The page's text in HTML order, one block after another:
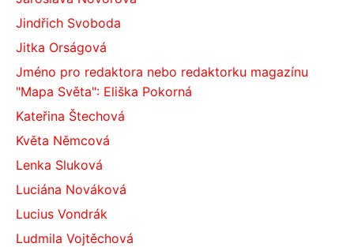
Jindřich Svoboda
Jitka Orságová
Jméno pro redaktora nebo redaktorku magazínu
"Mapa Světa": Eliška Pokorná
Kateřina Štechová
Květa Němcová
Lenka Sluková
Luciána Nováková
Lucius Vondrák
Ludmila Vojtěchová